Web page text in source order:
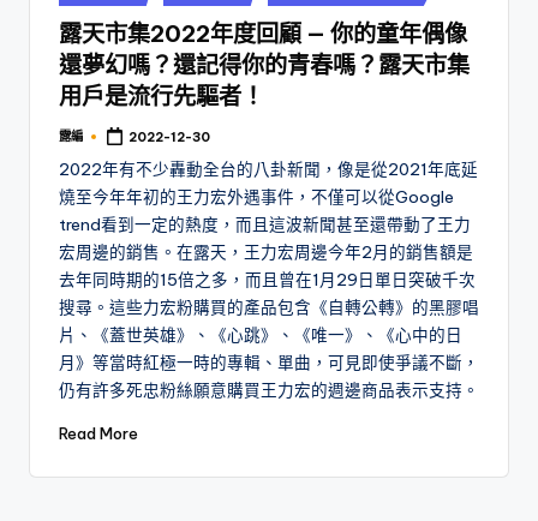
in
露天市集2022年度回顧 — 你的童年偶像
還夢幻嗎？還記得你的青春嗎？露天市集
用戶是流行先驅者！
Posted
露編 2022-12-30
2022年有不少轟動全台的八卦新聞，像是從2021年底延
燒至今年年初的王力宏外遇事件，不僅可以從Google
trend看到一定的熱度，而且這波新聞甚至還帶動了王力
宏周邊的銷售。在露天，王力宏周邊今年2月的銷售額是
去年同時期的15倍之多，而且曾在1月29日單日突破千次
搜尋。這些力宏粉購買的產品包含《自轉公轉》的黑膠唱
片、《蓋世英雄》、《心跳》、《唯一》、《心中的日
月》等當時紅極一時的專輯、單曲，可見即使爭議不斷，
仍有許多死忠粉絲願意購買王力宏的週邊商品表示支持。
Read More